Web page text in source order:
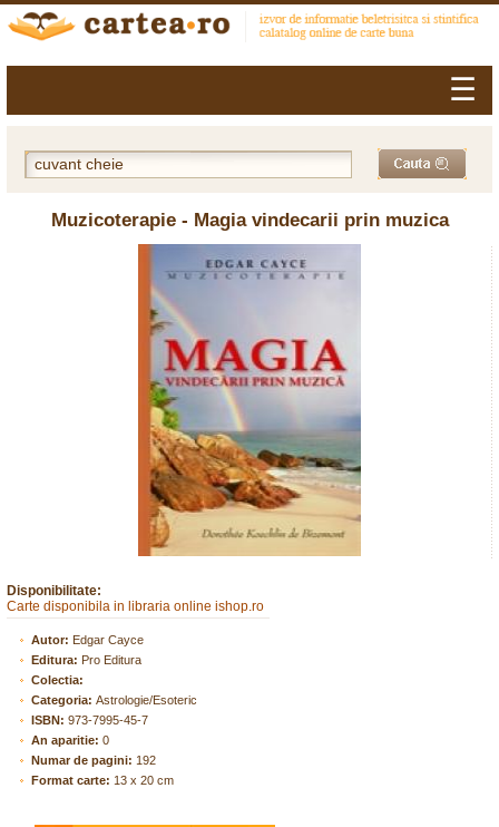
☰
Muzicoterapie - Magia vindecarii prin muzica
Disponibilitate:
Carte disponibila in libraria online ishop.ro
Autor: Edgar Cayce
Editura: Pro Editura
Colectia:
Categoria: Astrologie/Esoteric
ISBN: 973-7995-45-7
An aparitie: 0
Numar de pagini: 192
Format carte: 13 x 20 cm